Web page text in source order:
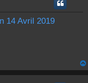
14 Avril 2019